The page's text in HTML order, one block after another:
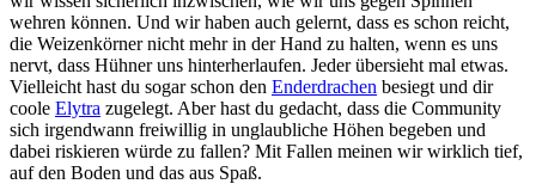
wehren können. Und wir haben auch gelernt, dass es schon reicht,
die Weizenkörner nicht mehr in der Hand zu halten, wenn es uns
nervt, dass Hühner uns hinterherlaufen. Jeder übersieht mal etwas.
Vielleicht hast du sogar schon den Enderdrachen besiegt und dir
coole Elytra zugelegt. Aber hast du gedacht, dass die Community
sich irgendwann freiwillig in unglaubliche Höhen begeben und
dabei riskieren würde zu fallen? Mit Fallen meinen wir wirklich tief,
auf den Boden und das aus Spaß.